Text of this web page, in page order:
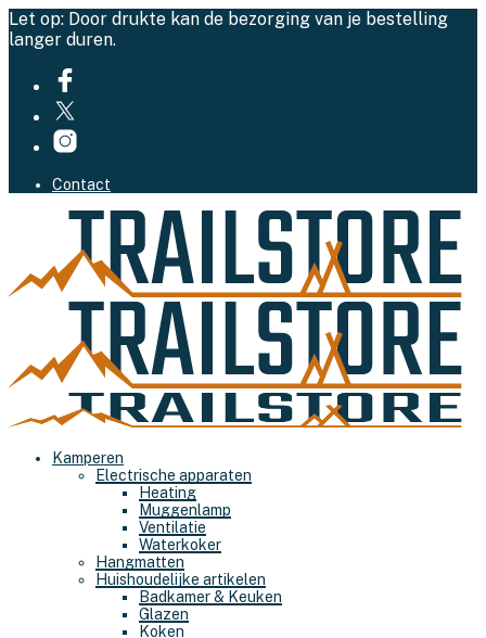
Let op: Door drukte kan de bezorging van je bestelling
langer duren.
Contact
Kamperen
Electrische apparaten
Heating
Muggenlamp
Ventilatie
Waterkoker
Hangmatten
Huishoudelijke artikelen
Badkamer & Keuken
Glazen
Koken